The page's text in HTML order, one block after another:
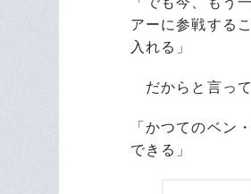
アーに参戦する
入れる」
だからと言って
「かつてのベン
できる」